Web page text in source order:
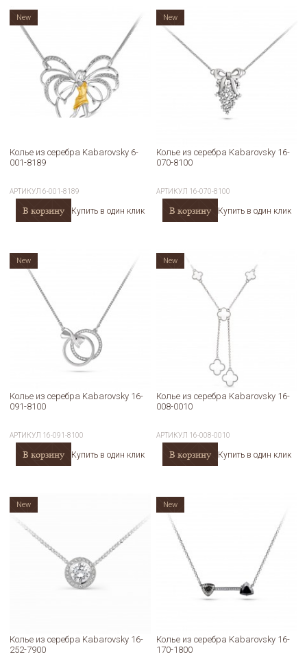
Колье из серебра Kabarovsky 6-
001-8189
АРТИКУЛ6-001-8189
В корзину Купить в один клик
New
Колье из серебра Kabarovsky 16-
070-8100
АРТИКУЛ 16-070-8100
В корзину Купить в один клик
New
Колье из серебра Kabarovsky 16-
091-8100
АРТИКУЛ 16-091-8100
В корзину Купить в один клик
New
Колье из серебра Kabarovsky 16-
008-0010
АРТИКУЛ 16-008-0010
В корзину Купить в один клик
New
Колье из серебра Kabarovsky 16-
252-7900
New
Колье из серебра Kabarovsky 16-
170-1800
New